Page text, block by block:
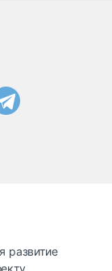
развитие